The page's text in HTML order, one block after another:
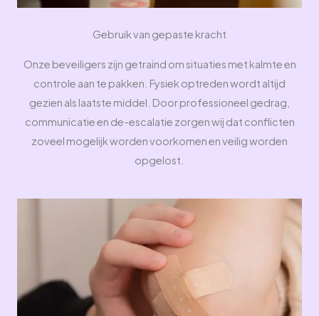
Gebruik van gepaste kracht​
Onze beveiligers zijn getraind om situaties met kalmte en
controle aan te pakken. Fysiek optreden wordt altijd
gezien als laatste middel. Door professioneel gedrag,
communicatie en de-escalatie zorgen wij dat conflicten
zoveel mogelijk worden voorkomen en veilig worden
opgelost.